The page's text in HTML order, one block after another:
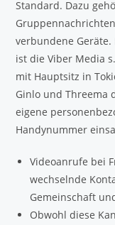
Standard. Dazu
verbundene
ist die Viber Media
mit Hauptsitz in
Ginlo und Threema
eigene
Handynummer
Videoanrufe bei
wechselnde
Gemeinschaft
Obwohl diese